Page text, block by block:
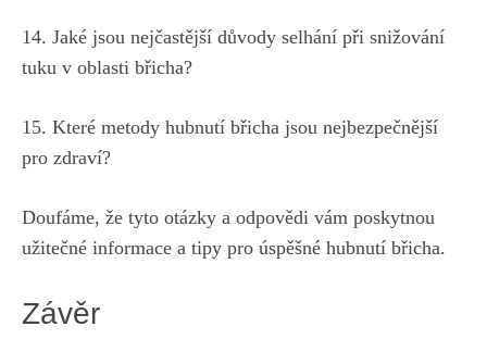
14. Jaké jsou nejčastější důvody selhání při snižování⁣
tuku v oblasti břicha?
15. Které metody hubnutí břicha jsou nejbezpečnější
‌pro zdraví?
Doufáme, že tyto otázky a odpovědi vám poskytnou
užitečné informace a ‌tipy pro⁤ úspěšné‌ hubnutí břicha.
Závěr